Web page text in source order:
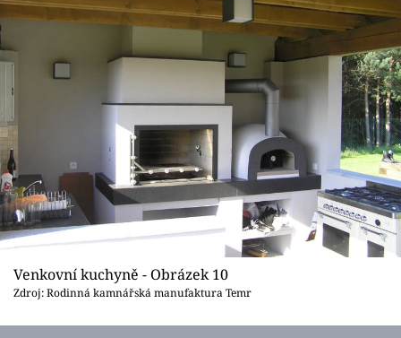
Venkovní kuchyně - Obrázek 10
Zdroj: Rodinná kamnářská manufaktura Temr